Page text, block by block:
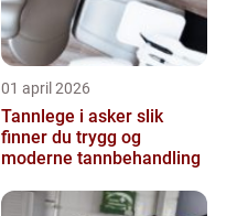
01 april 2026
Tannlege i asker slik
finner du trygg og
moderne tannbehandling